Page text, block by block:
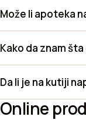
Može li apoteka
Kako da znam
Da li je na kutiji
Online